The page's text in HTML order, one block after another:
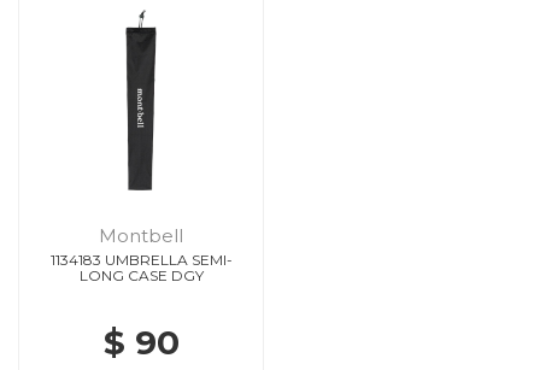
Montbell
1134183 UMBRELLA SEMI-
LONG CASE DGY
$ 90